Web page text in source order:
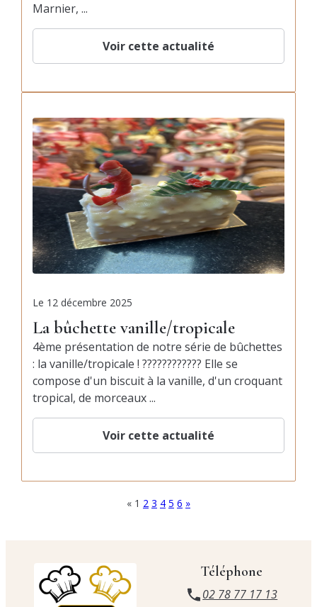
Marnier, ...
Voir cette actualité
Le 12 décembre 2025
La bûchette vanille/tropicale
4ème présentation de notre série de bûchettes
: la vanille/tropicale ! ???????????? Elle se
compose d'un biscuit à la vanille, d'un croquant
tropical, de morceaux ...
Voir cette actualité
« 1 2 3 4 5 6 »
Téléphone
02 78 77 17 13